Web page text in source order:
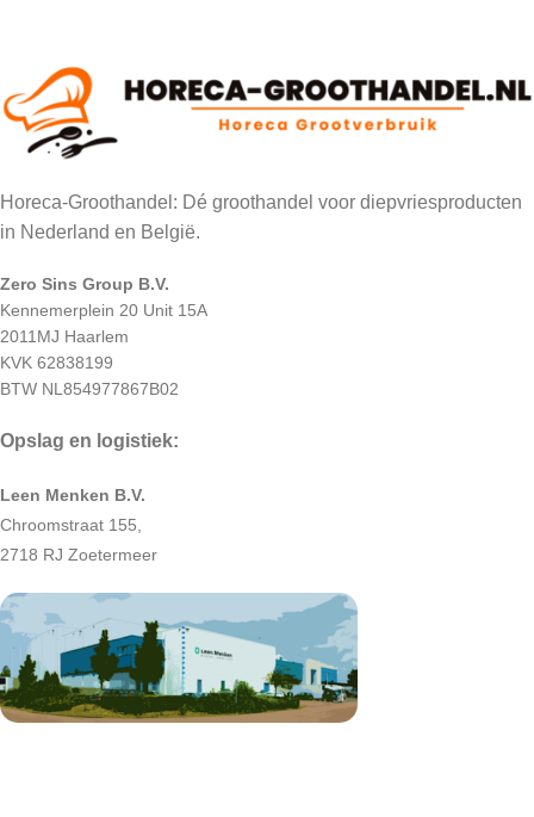
Horeca-Groothandel: Dé groothandel voor diepvriesproducten
in Nederland en België.
Zero Sins Group B.V.
Kennemerplein 20 Unit 15A
2011MJ Haarlem
KVK 62838199
BTW NL854977867B02
Opslag en logistiek:
Leen Menken B.V.
Chroomstraat 155,
2718 RJ Zoetermeer